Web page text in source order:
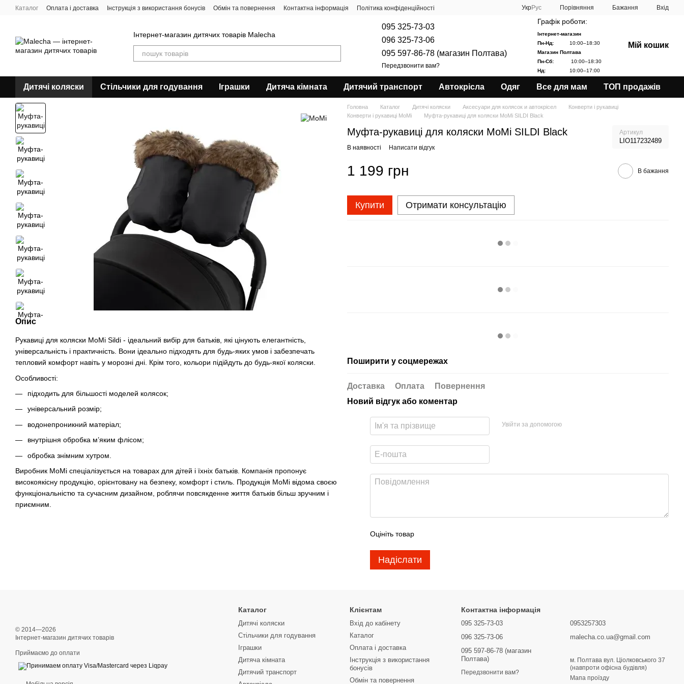
Перейти до основного контенту
Каталог Оплата і доставка Інструкція з використання бонусів Обмін та повернення Контактна інформація
Політика конфіденційності
УкрРус Порівняння Бажання Вхід
Інтернет-магазин дитячих товарів Malecha
095 325-73-03
096 325-73-06
095 597-86-78 (магазин Полтава)
Передзвонити вам?
Графік роботи:
Інтернет-магазин
Пн-Нд:
10:00–18:30
Магазин Полтава
Пн-Сб:
10:00–18:30
Нд:
10:00–17:00
Мій кошик
Дитячі коляски Стільчики для годування Іграшки Дитяча кімната Дитячий транспорт Автокрісла Одяг Все для мам ТОП продажів
Опис
Рукавиці для коляски MoMi Sildi - ідеальний вибір для батьків, які цінують елегантність,
універсальність і практичність. Вони ідеально підходять для будь-яких умов і забезпечать
тепловий комфорт навіть у морозні дні. Крім того, кольори підійдуть до будь-якої коляски.
Особливості:
підходить для більшості моделей колясок;
універсальний розмір;
водонепроникний матеріал;
внутрішня обробка м’яким флісом;
обробка знімним хутром.
Виробник MoMi спеціалізується на товарах для дітей і їхніх батьків. Компанія пропонує
високоякісну продукцію, орієнтовану на безпеку, комфорт і стиль. Продукція MoMi відома своєю
функціональністю та сучасним дизайном, роблячи повсякденне життя батьків більш зручним і
приємним.
Головна Каталог Дитячі коляски Аксесуари для колясок и автокрісел
Конверти і рукавиці
Конверти і рукавиці MoMi
Муфта-рукавиці для коляски MoMi SILDI Black
Муфта-рукавиці для коляски MoMi SILDI Black Артикул
LIO117232489
В наявності Написати відгук
1 199 грн В бажання
Купити Отримати консультацію
Поширити у соцмережах
Доставка Оплата
Повернення
Новий відгук або коментар
Увійти за допомогою
Оцініть товар
Надіслати
© 2014—2026
Інтернет-магазин дитячих товарів
Приймаємо до оплати
Каталог
Дитячі коляски
Стільчики для годування
Іграшки
Дитяча кімната
Дитячий транспорт
Клієнтам
Вхід до кабінету
Каталог
Оплата і доставка
Інструкція з використання
бонусів
Обмін та повернення
Контактна інформація
095 325-73-03
096 325-73-06
095 597-86-78 (магазин
Полтава)
Передзвонити вам?
0953257303
malecha.co.ua@gmail.com
м. Полтава вул. Ціолковського 37
(навпроти офісна будівля)
Мапа проїзду